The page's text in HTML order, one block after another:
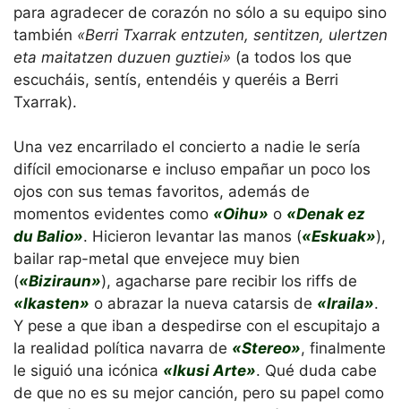
para agradecer de corazón no sólo a su equipo sino
también «Berri Txarrak entzuten, sentitzen, ulertzen
eta maitatzen duzuen guztiei» (a todos los que
escucháis, sentís, entendéis y queréis a Berri
Txarrak).
Una vez encarrilado el concierto a nadie le sería
difícil emocionarse e incluso empañar un poco los
ojos con sus temas favoritos, además de
momentos evidentes como «Oihu» o «Denak ez
du Balio». Hicieron levantar las manos («Eskuak»),
bailar rap-metal que envejece muy bien
(«Biziraun»), agacharse pare recibir los riffs de
«Ikasten» o abrazar la nueva catarsis de «Iraila».
Y pese a que iban a despedirse con el escupitajo a
la realidad política navarra de «Stereo», finalmente
le siguió una icónica «Ikusi Arte». Qué duda cabe
de que no es su mejor canción, pero su papel como